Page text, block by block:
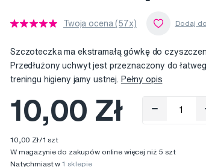
Twoja ocena (57x)
Szczoteczka ma ekstramałą gówkę do
Przedłużony uchwyt jest przeznaczony do
treningu higieny jamy ustnej. Pełny opis
10,00 Zł
10,00 Zł/1 szt
W magazynie do zakupów online więcej niż 5 szt
Natychmiast w1 sklepie